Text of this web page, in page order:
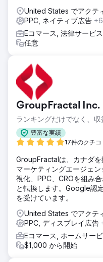
United States でアクテ
PPC, ネイティブ広告
Eコマース, 法律サービス
任意
GroupFractal Inc.
ランキングだけでなく、収
豊富な実績
17件のクチコ
GroupFractalは、カナダ
マーケティングエージェ
視化、PPC、CROを組み
と転換します。Google認
を受けています。
United States でアクテ
PPC, ディスプレイ広告
Eコマース, ホームサー
$1,000 から開始